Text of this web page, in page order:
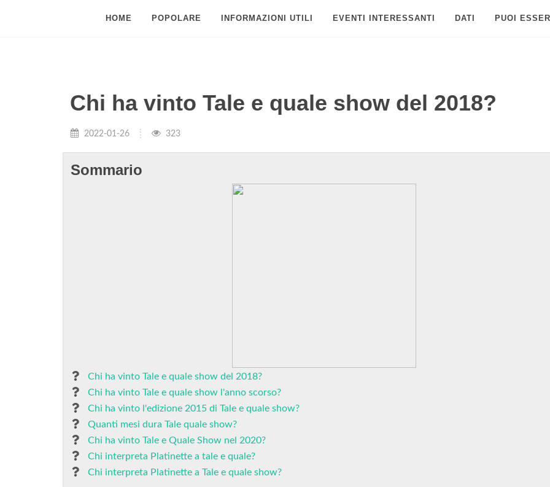
HOME POPOLARE INFORMAZIONI UTILI EVENTI INTERESSANTI DATI PUOI
Chi ha vinto Tale e quale show del 2018?
2022-01-26 323
Sommario
Chi ha vinto Tale e quale show del 2018?
Chi ha vinto Tale e quale show l'anno scorso?
Chi ha vinto l'edizione 2015 di Tale e quale show?
Quanti mesi dura Tale quale show?
Chi ha vinto Tale e Quale Show nel 2020?
Chi interpreta Platinette a tale e quale?
Chi interpreta Platinette a Tale e quale show?